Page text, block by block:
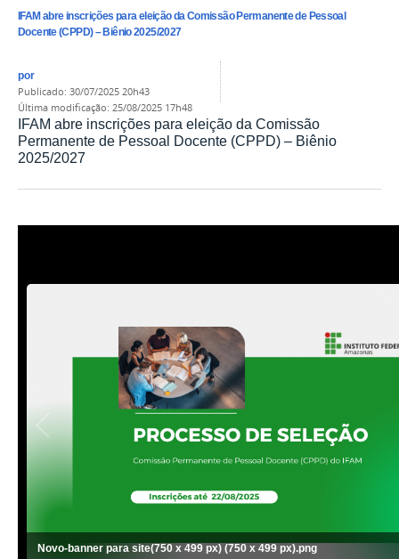
IFAM abre inscrições para eleição da Comissão Permanente de Pessoal
Docente (CPPD) – Biênio 2025/2027
por
publicado: 30/07/2025 20h43
última modificação: 25/08/2025 17h48
IFAM abre inscrições para eleição da Comissão
Permanente de Pessoal Docente (CPPD) – Biênio
2025/2027
Novo-banner para site(750 x 499 px) (750 x 499 px).png